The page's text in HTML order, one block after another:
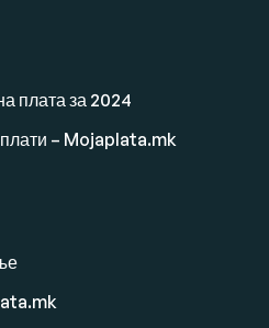
плата за 2024
плати – Mojaplata.mk